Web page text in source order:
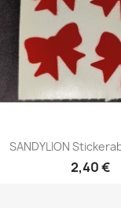
SANDYLION
2,40 €